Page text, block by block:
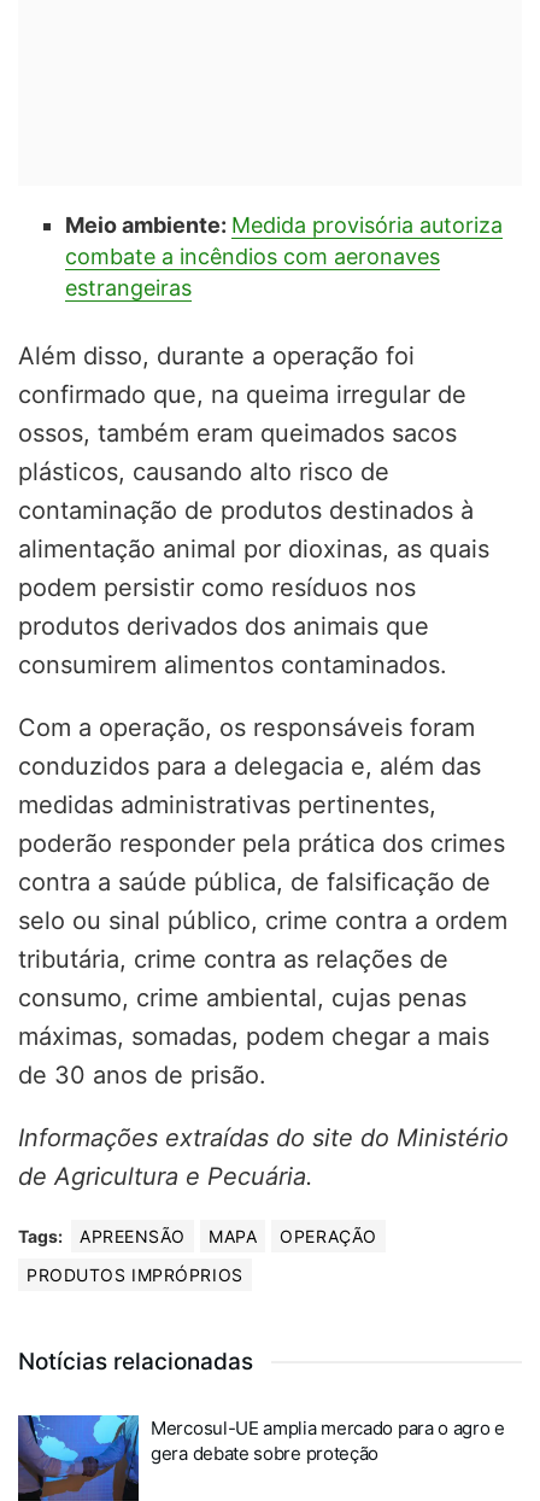
Meio ambiente: Medida provisória autoriza
combate a incêndios com aeronaves
estrangeiras
Além disso, durante a operação foi
confirmado que, na queima irregular de
ossos, também eram queimados sacos
plásticos, causando alto risco de
contaminação de produtos destinados à
alimentação animal por dioxinas, as quais
podem persistir como resíduos nos
produtos derivados dos animais que
consumirem alimentos contaminados.
Com a operação, os responsáveis foram
conduzidos para a delegacia e, além das
medidas administrativas pertinentes,
poderão responder pela prática dos crimes
contra a saúde pública, de falsificação de
selo ou sinal público, crime contra a ordem
tributária, crime contra as relações de
consumo, crime ambiental, cujas penas
máximas, somadas, podem chegar a mais
de 30 anos de prisão.
Informações extraídas do site do Ministério
de Agricultura e Pecuária.
Tags: APREENSÃO MAPA
OPERAÇÃO
PRODUTOS IMPRÓPRIOS
Notícias relacionadas
Mercosul-UE amplia mercado para o agro e
gera debate sobre proteção